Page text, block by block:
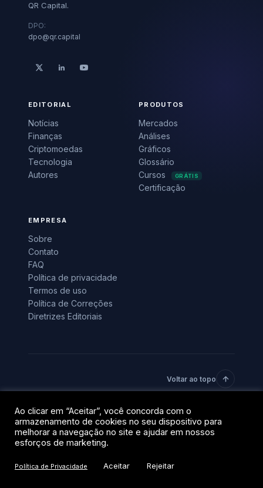
QR Capital.
DPO:
dpo@qr.capital
EDITORIAL
Notícias
Finanças
Criptomoedas
Tecnologia
Autores
PRODUTOS
Mercados
Análises
Gráficos
Glossário
Cursos
GRÁTIS
Certificação
EMPRESA
Sobre
Contato
FAQ
Política de privacidade
Termos de uso
Política de Correções
Diretrizes Editoriais
Voltar ao topo
© 2026 BlockTrends · Uma vertical do grupo QR Capital.
Todos os direitos reservados.
PrivacidadeTermos
Ao clicar em “Aceitar”, você concorda com o
armazenamento de cookies no seu dispositivo para
melhorar a navegação no site e ajudar em nossos
esforços de marketing.
Política de Privacidade Aceitar Rejeitar